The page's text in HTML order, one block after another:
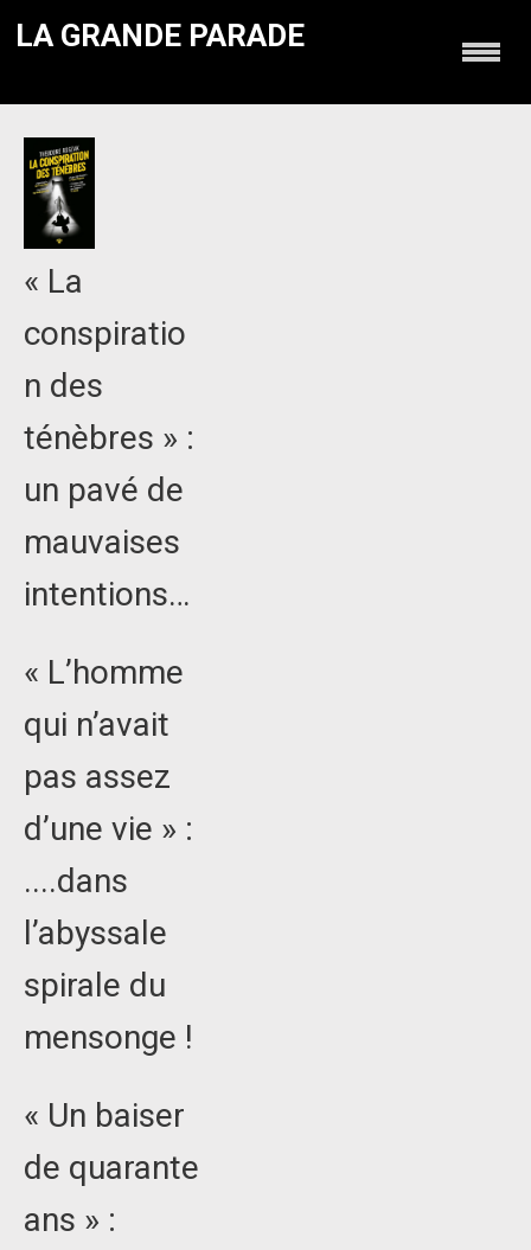
LA GRANDE PARADE
« La
conspiratio
n des
ténèbres » :
un pavé de
mauvaises
intentions…
« L’homme
qui n’avait
pas assez
d’une vie » :
....dans
l’abyssale
spirale du
mensonge !
« Un baiser
de quarante
ans » :